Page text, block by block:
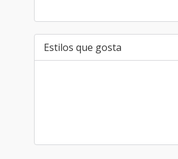
Estilos que gosta